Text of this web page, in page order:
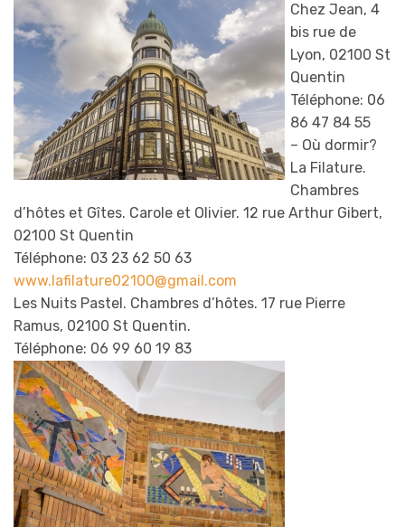
Chez Jean, 4
bis rue de
Lyon, 02100 St
Quentin
Téléphone: 06
86 47 84 55
– Où dormir?
La Filature.
Chambres
d’hôtes et Gîtes. Carole et Olivier. 12 rue Arthur Gibert,
02100 St Quentin
Téléphone: 03 23 62 50 63
www.lafilature02100@gmail.com
Les Nuits Pastel. Chambres d’hôtes. 17 rue Pierre
Ramus, 02100 St Quentin.
Téléphone: 06 99 60 19 83